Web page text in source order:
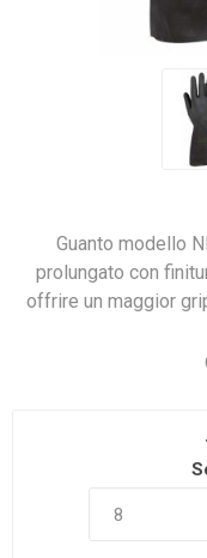
Guanto modello
prolungato con
offrire un maggior